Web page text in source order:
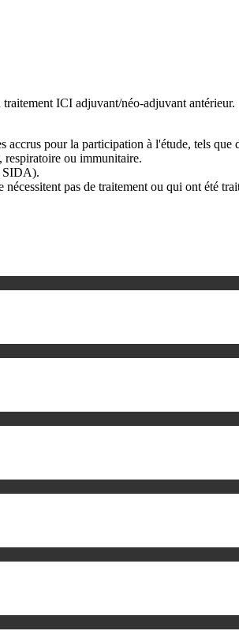
ICI adjuvant/néo-adjuvant antérieur.
pour la participation à l'étude, tels
respiratoire ou immunitaire.
SIDA).
pas de traitement ou qui ont été